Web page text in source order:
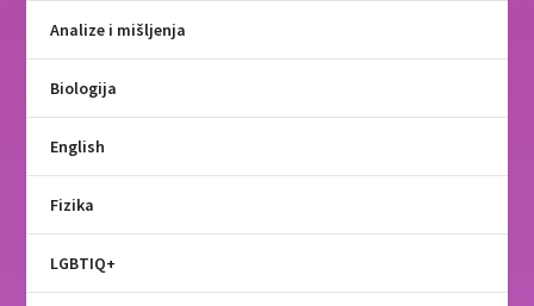
Analize i mišljenja
Biologija
English
Fizika
LGBTIQ+